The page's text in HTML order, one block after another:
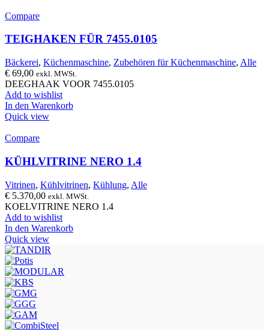
Compare
TEIGHAKEN FÜR 7455.0105
Bäckerei, Küchenmaschine, Zubehören für Küchenmaschine, Alle
€ 69,00 exkl. MWSt.
DEEGHAAK VOOR 7455.0105
Add to wishlist
In den Warenkorb
Quick view
Compare
KÜHLVITRINE NERO 1.4
Vitrinen, Kühlvitrinen, Kühlung, Alle
€ 5.370,00 exkl. MWSt.
KOELVITRINE NERO 1.4
Add to wishlist
In den Warenkorb
Quick view